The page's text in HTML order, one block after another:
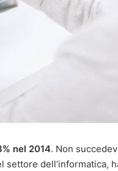
nel 2014. Non
settore dell’informatica,